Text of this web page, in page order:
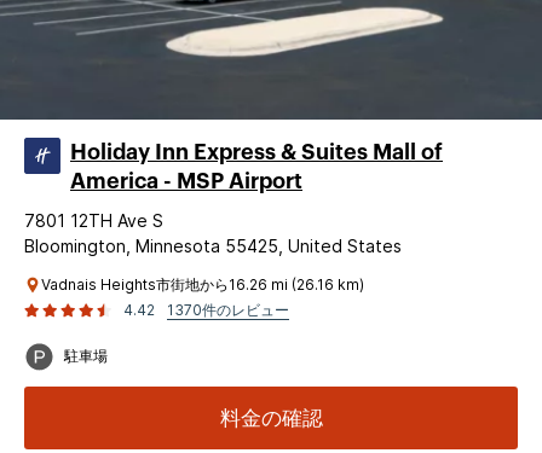
Holiday Inn Express & Suites Mall of
America - MSP Airport
7801 12TH Ave S
Bloomington, Minnesota 55425, United States
Vadnais Heights市街地から16.26 mi (26.16 km)
4.42
1370件のレビュー
駐車場
料金の確認